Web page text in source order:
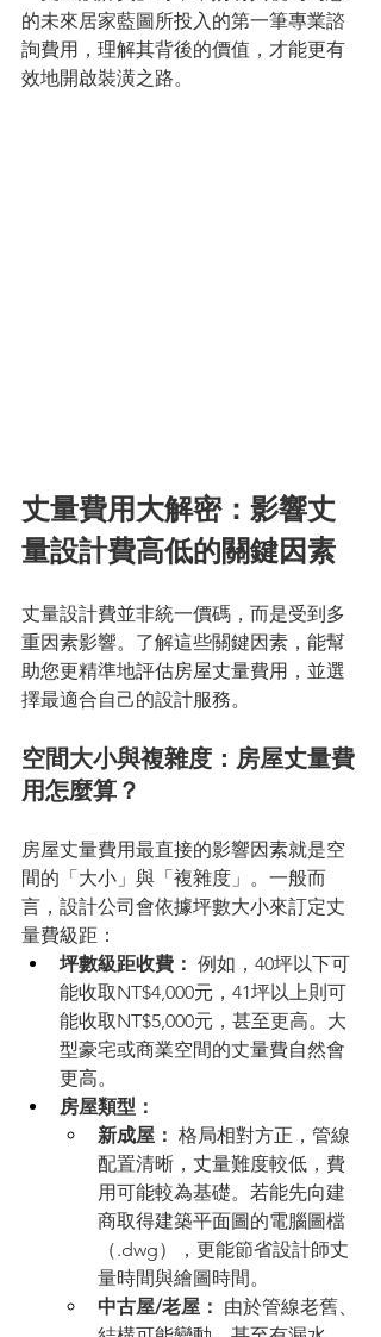
的未來居家藍圖所投入的第一筆專業諮
詢費用，理解其背後的價值，才能更有
效地開啟裝潢之路。
丈量費用大解密：影響丈
量設計費高低的關鍵因素
丈量設計費並非統一價碼，而是受到多
重因素影響。了解這些關鍵因素，能幫
助您更精準地評估房屋丈量費用，並選
擇最適合自己的設計服務。
空間大小與複雜度：房屋丈量費
用怎麼算？
房屋丈量費用最直接的影響因素就是空
間的「大小」與「複雜度」。一般而
言，設計公司會依據坪數大小來訂定丈
量費級距：
坪數級距收費： 例如，40坪以下可
能收取NT$4,000元，41坪以上則可
能收取NT$5,000元，甚至更高。大
型豪宅或商業空間的丈量費自然會
更高。
房屋類型：
新成屋： 格局相對方正，管線
配置清晰，丈量難度較低，費
用可能較為基礎。若能先向建
商取得建築平面圖的電腦圖檔
（.dwg），更能節省設計師丈
量時間與繪圖時間。
中古屋/老屋： 由於管線老舊、